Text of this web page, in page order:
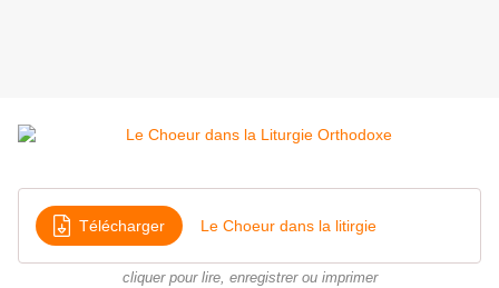
Télécharger Le Choeur dans la litirgie
cliquer pour lire, enregistrer ou imprimer